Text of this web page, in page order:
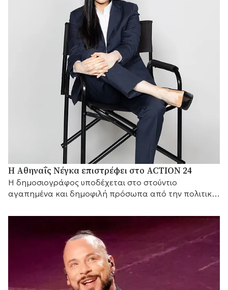
Η Αθηναΐς Νέγκα επιστρέφει στο ACTION 24
H δημοσιογράφος υποδέχεται στο στούντιο
αγαπημένα και δημοφιλή πρόσωπα από την πολιτική